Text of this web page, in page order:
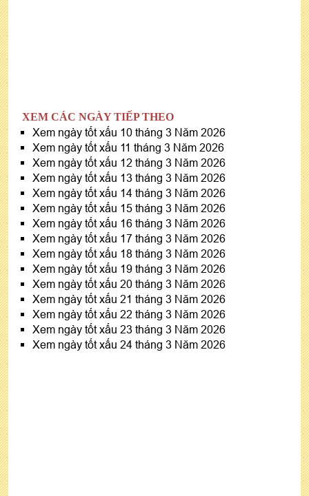
XEM CÁC NGÀY TIẾP THEO
Xem ngày tốt xấu 10 tháng 3 Năm 2026
Xem ngày tốt xấu 11 tháng 3 Năm 2026
Xem ngày tốt xấu 12 tháng 3 Năm 2026
Xem ngày tốt xấu 13 tháng 3 Năm 2026
Xem ngày tốt xấu 14 tháng 3 Năm 2026
Xem ngày tốt xấu 15 tháng 3 Năm 2026
Xem ngày tốt xấu 16 tháng 3 Năm 2026
Xem ngày tốt xấu 17 tháng 3 Năm 2026
Xem ngày tốt xấu 18 tháng 3 Năm 2026
Xem ngày tốt xấu 19 tháng 3 Năm 2026
Xem ngày tốt xấu 20 tháng 3 Năm 2026
Xem ngày tốt xấu 21 tháng 3 Năm 2026
Xem ngày tốt xấu 22 tháng 3 Năm 2026
Xem ngày tốt xấu 23 tháng 3 Năm 2026
Xem ngày tốt xấu 24 tháng 3 Năm 2026